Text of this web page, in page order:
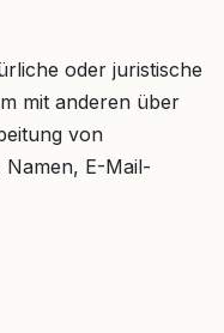
oder juristische
mit anderen über
von
Namen, E-Mail-